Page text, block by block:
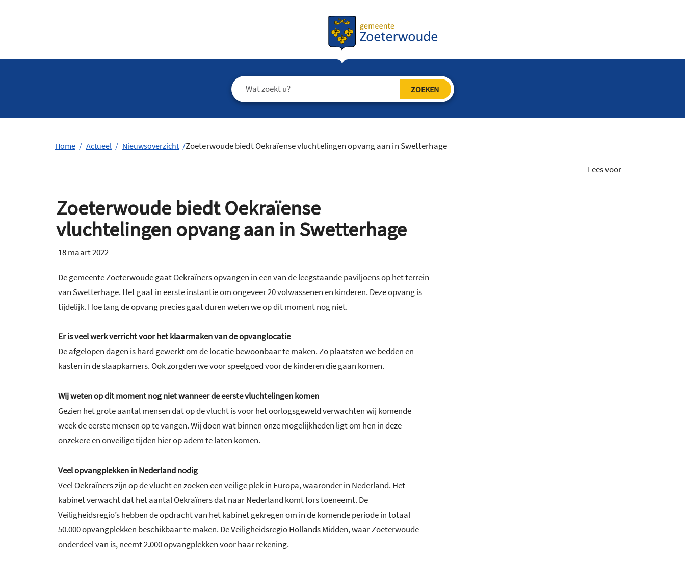
Home Actueel Nieuwsoverzicht Zoeterwoude biedt Oekraïense vluchtelingen opvang aan in Swetterhage
Lees voor
Zoeterwoude biedt Oekraïense
vluchtelingen opvang aan in Swetterhage
18 maart 2022
De gemeente Zoeterwoude gaat Oekraïners opvangen in een van de leegstaande paviljoens op het terrein
van Swetterhage. Het gaat in eerste instantie om ongeveer 20 volwassenen en kinderen. Deze opvang is
tijdelijk. Hoe lang de opvang precies gaat duren weten we op dit moment nog niet.
Er is veel werk verricht voor het klaarmaken van de opvanglocatie
De afgelopen dagen is hard gewerkt om de locatie bewoonbaar te maken. Zo plaatsten we bedden en
kasten in de slaapkamers. Ook zorgden we voor speelgoed voor de kinderen die gaan komen.
Wij weten op dit moment nog niet wanneer de eerste vluchtelingen komen
Gezien het grote aantal mensen dat op de vlucht is voor het oorlogsgeweld verwachten wij komende
week de eerste mensen op te vangen. Wij doen wat binnen onze mogelijkheden ligt om hen in deze
onzekere en onveilige tijden hier op adem te laten komen.
Veel opvangplekken in Nederland nodig
Veel Oekraïners zijn op de vlucht en zoeken een veilige plek in Europa, waaronder in Nederland. Het
kabinet verwacht dat het aantal Oekraïners dat naar Nederland komt fors toeneemt. De
Veiligheidsregio’s hebben de opdracht van het kabinet gekregen om in de komende periode in totaal
50.000 opvangplekken beschikbaar te maken. De Veiligheidsregio Hollands Midden, waar Zoeterwoude
onderdeel van is, neemt 2.000 opvangplekken voor haar rekening.